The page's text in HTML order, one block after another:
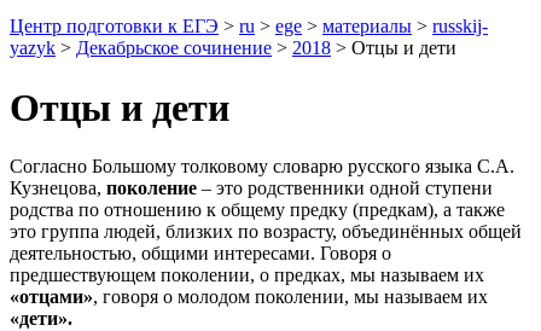
Центр подготовки к ЕГЭ > ru > ege > материалы > russkij-
yazyk > Декабрьское сочинение > 2018 > Отцы и дети
Отцы и дети
Согласно Большому толковому словарю русского языка С.А.
Кузнецова, поколение – это родственники одной ступени
родства по отношению к общему предку (предкам), а также
это группа людей, близких по возрасту, объединённых общей
деятельностью, общими интересами. Говоря о
предшествующем поколении, о предках, мы называем их
«отцами», говоря о молодом поколении, мы называем их
«дети».